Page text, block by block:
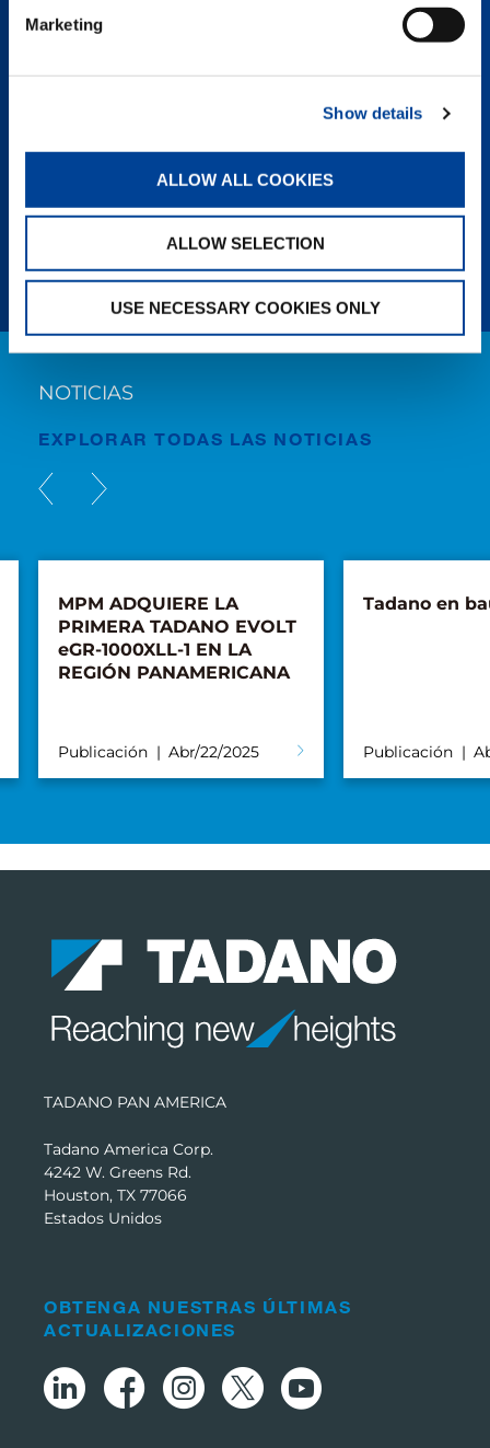
Marketing
Show details
ALLOW ALL COOKIES
ALLOW SELECTION
USE NECESSARY COOKIES ONLY
reducen el consumo de combustible, las
funcionamiento más limpio y eficiente.
HERRAMIENTAS TADANO
Las herramientas en línea Tadano le ayudan a
que las grúas Tadano se utilices de forma
más eficiente y fiable.
NOTICIAS
EXPLORAR TODAS LAS NOTICIAS
MPM ADQUIERE LA
PRIMERA TADANO EVOLT
eGR-1000XLL-1 EN LA
REGIÓN PANAMERICANA
Publicación Abr/22/2025
Tadano en
Publicación
TADANO PAN AMERICA
Tadano America Corp.
4242 W. Greens Rd.
Houston, TX 77066
Estados Unidos
OBTENGA NUESTRAS ÚLTIMAS
ACTUALIZACIONES